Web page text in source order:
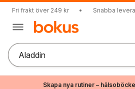
Fri frakt över 249 kr • Snabba
Skapa nya rutiner –